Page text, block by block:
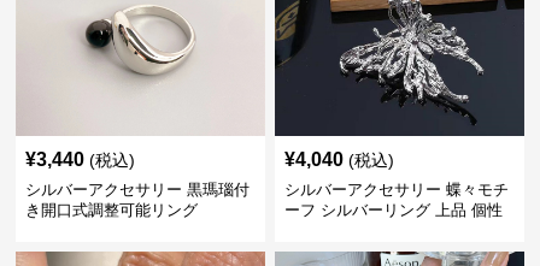
¥3,440 (税込)
シルバーアクセサリー 黒瑪瑙付
き開口式調整可能リング
¥4,040 (税込)
シルバーアクセサリー 蝶々モチ
ーフ シルバーリング 上品 個性